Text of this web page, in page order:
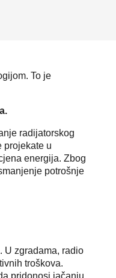
To je
radijatorskog
projekate u
energija. Zbog
potrošnje
U zgradama, radio
troškova.